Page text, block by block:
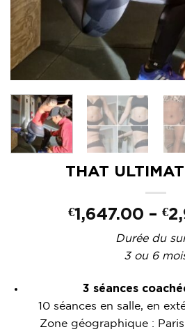
THAT
€1,647.00 – €
Durée du
3 ou 6
3 séances
10 séances en salle, en
Zone géographique :